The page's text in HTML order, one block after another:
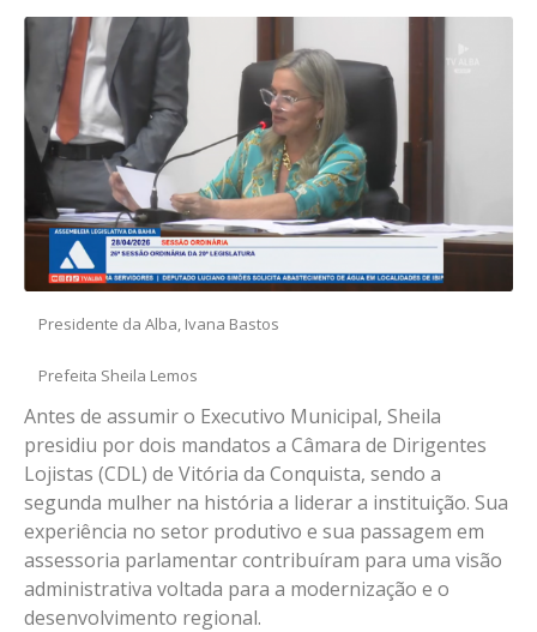
Presidente da Alba, Ivana Bastos
Prefeita Sheila Lemos
Antes de assumir o Executivo Municipal, Sheila
presidiu por dois mandatos a Câmara de Dirigentes
Lojistas (CDL) de Vitória da Conquista, sendo a
segunda mulher na história a liderar a instituição. Sua
experiência no setor produtivo e sua passagem em
assessoria parlamentar contribuíram para uma visão
administrativa voltada para a modernização e o
desenvolvimento regional.